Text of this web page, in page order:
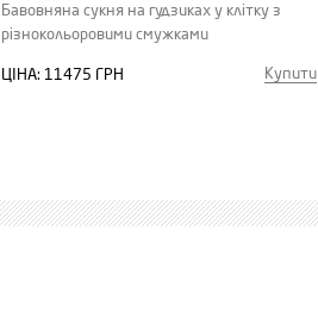
Бавовняна сукня на гудзиках у клітку з
різнокольоровими смужками
ЦІНА: 11475 ГРН Купити